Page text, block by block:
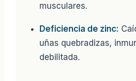
musculares.
Deficiencia de zinc:
uñas quebradizas,
debilitada.